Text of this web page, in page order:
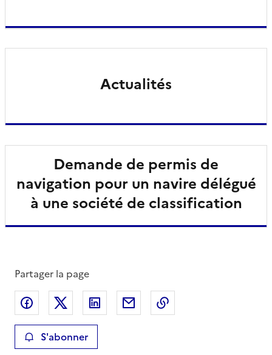
Actualités
Demande de permis de
navigation pour un navire délégué
à une société de classification
Partager la page
Partager sur Facebook
Partager sur XPartager sur LinkedIn
Partager par email
S'abonner